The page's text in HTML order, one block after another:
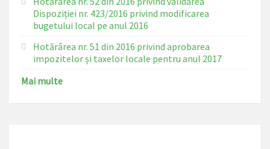
Dispoziției nr. 423/2016 privind modificarea
bugetului local pe anul 2016
Hotărârea nr. 51 din 2016 privind aprobarea
impozitelor și taxelor locale pentru anul 2017
Mai multe